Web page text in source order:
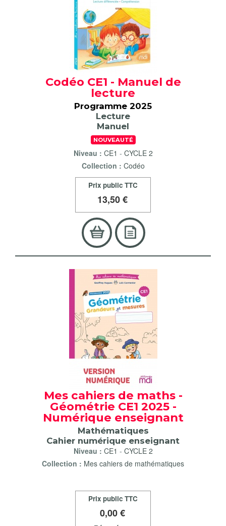
Codéo CE1 - Manuel de
lecture
Programme 2025
Lecture
Manuel
NOUVEAUTÉ
Niveau : CE1 - CYCLE 2
Collection : Codéo
Prix public TTC
13,50 €
Mes cahiers de maths -
Géométrie CE1 2025 -
Numérique enseignant
Mathématiques
Cahier numérique enseignant
Niveau : CE1 - CYCLE 2
Collection : Mes cahiers de mathématiques
Prix public TTC
0,00 €